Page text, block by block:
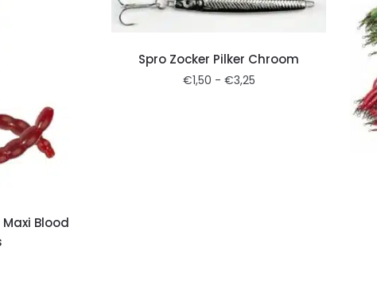
Blood
Spro Zocker Pilker Chroom
€1,50 - €3,25